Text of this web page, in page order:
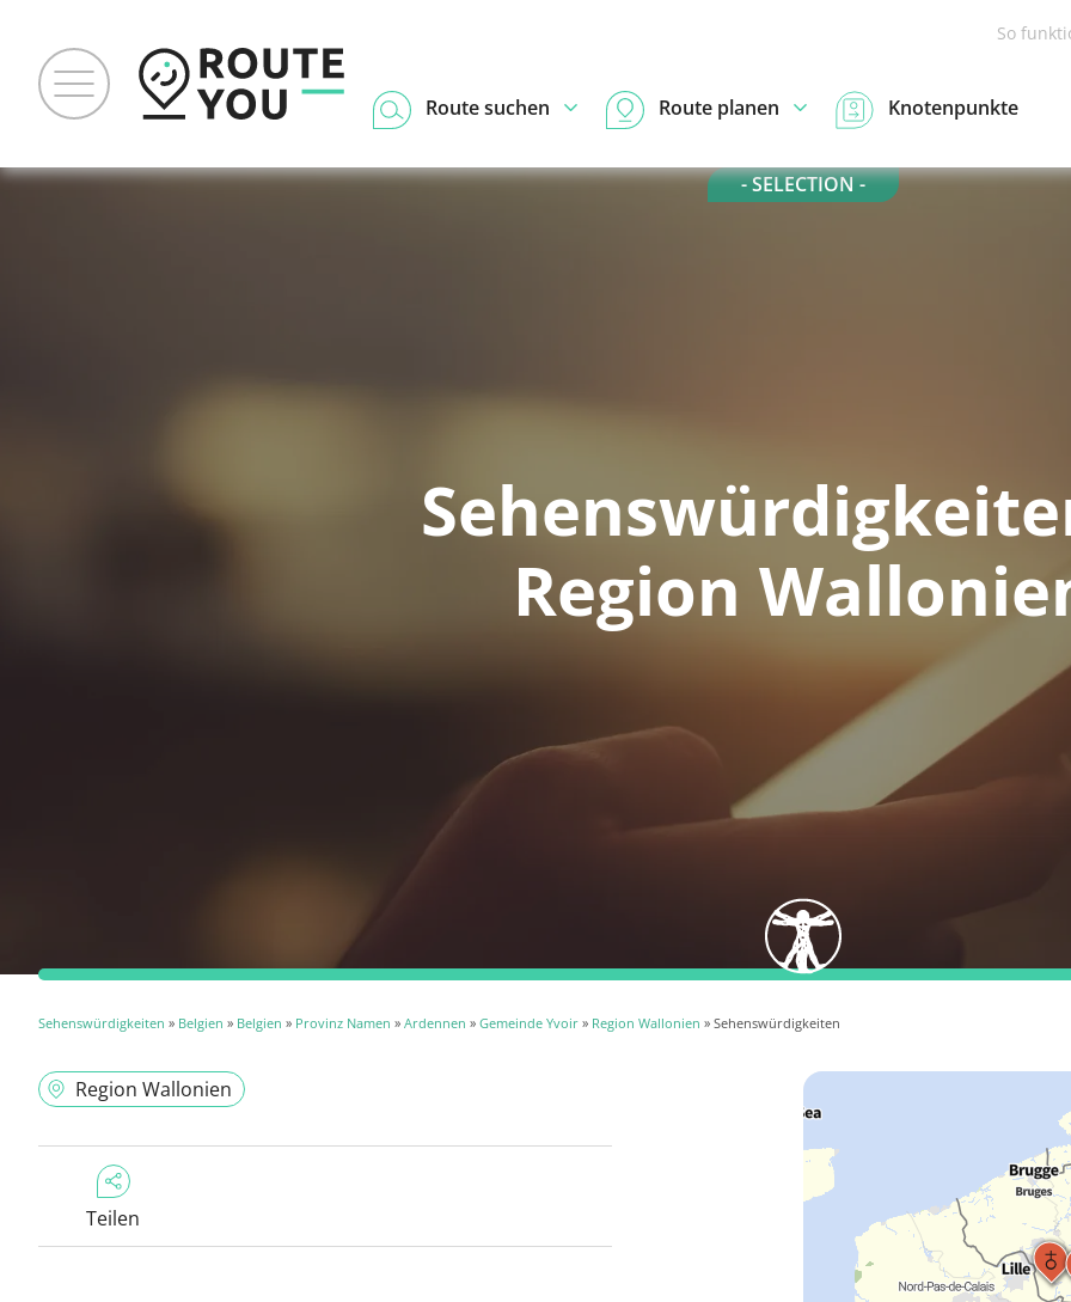
So
Route suchen Route planen Knotenpunkte
- SELECTION -
Region
Sehenswürdigkeiten » Belgien » Belgien » Provinz Namen » Ardennen » Gemeinde Yvoir » Region Wallonien » Sehenswürdigkeiten
Region Wallonien
Teilen